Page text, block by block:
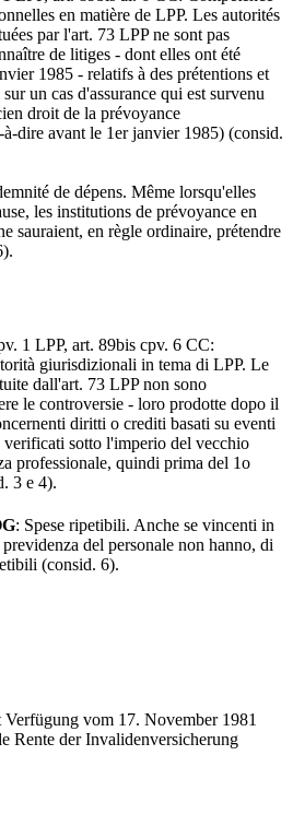
en matière de LPP. Les autorités
par l'art. 73 LPP ne sont pas
de litiges - dont elles ont été
1985 - relatifs à des prétentions et
un cas d'assurance qui est survenu
droit de la prévoyance
dire avant le 1er janvier 1985) (consid.
de dépens. Même lorsqu'elles
les institutions de prévoyance en
sauraient, en règle ordinaire, prétendre
1 LPP, art. 89bis cpv. 6 CC:
giurisdizionali in tema di LPP. Le
dall'art. 73 LPP non sono
le controversie - loro prodotte dopo il
diritti o crediti basati su eventi
verificati sotto l'imperio del vecchio
professionale, quindi prima del 1o
3 e 4).
: Spese ripetibili. Anche se vincenti in
del personale non hanno, di
(consid. 6).
vom 17. November 1981
Rente der Invalidenversicherung